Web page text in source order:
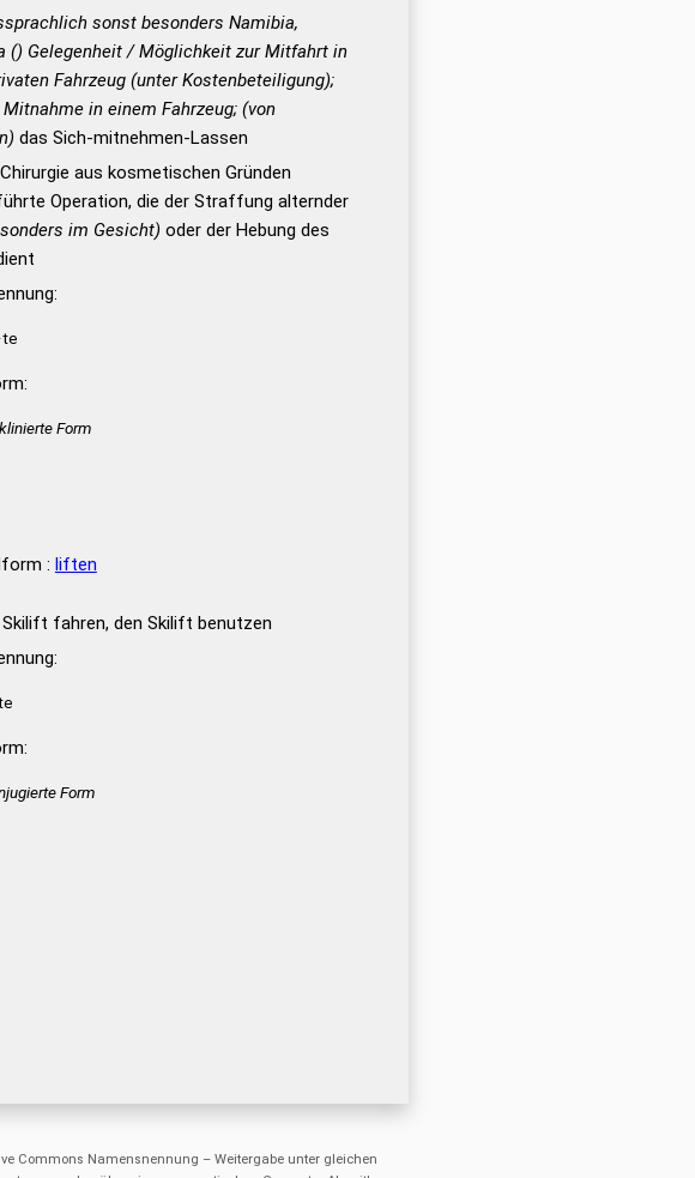
sonst besonders Namibia,
() Gelegenheit / Möglichkeit zur Mitfahrt in
Fahrzeug (unter Kostenbeteiligung);
in einem Fahrzeug; (von
das Sich-mitnehmen-Lassen
aus kosmetischen Gründen
Operation, die der Straffung alternder
im Gesicht) oder der Hebung des
Form
: liften
fahren, den Skilift benutzen
Form
Commons Namensnennung – Weitergabe unter gleichen